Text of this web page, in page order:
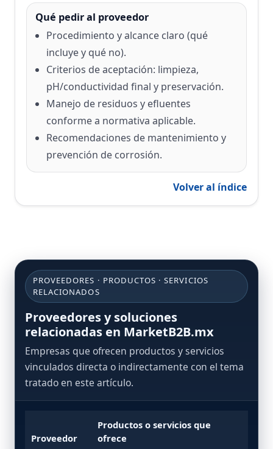
Qué pedir al proveedor
Procedimiento y alcance claro (qué
incluye y qué no).
Criterios de aceptación: limpieza,
pH/conductividad final y preservación.
Manejo de residuos y efluentes
conforme a normativa aplicable.
Recomendaciones de mantenimiento y
prevención de corrosión.
Volver al índice
PROVEEDORES · PRODUCTOS · SERVICIOS
RELACIONADOS
Proveedores y soluciones
relacionadas en MarketB2B.mx
Empresas que ofrecen productos y servicios
vinculados directa o indirectamente con el tema
tratado en este artículo.
Proveedor
Productos o servicios que
ofrece